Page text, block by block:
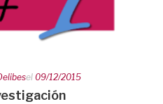
el 09/12/2015